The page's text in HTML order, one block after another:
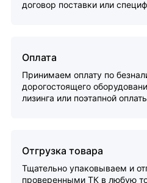
договор поставки или
Оплата
Принимаем оплату по
дорогостоящего
лизинга или поэтапной
Отгрузка товара
Тщательно упаковываем и
проверенными ТК в любую